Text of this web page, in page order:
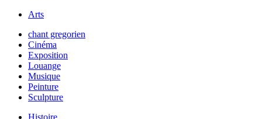
Arts
chant gregorien
Cinéma
Exposition
Louange
Musique
Peinture
Sculpture
Histoire